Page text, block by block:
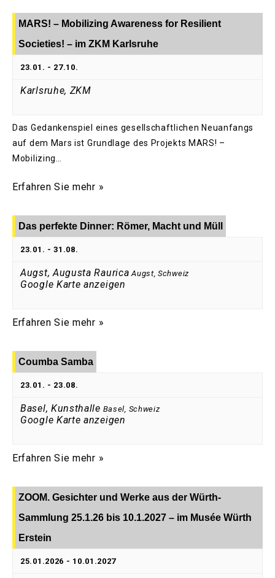
MARS! – Mobilizing Awareness for Resilient
Societies! – im ZKM Karlsruhe
23.01. - 27.10.
Karlsruhe, ZKM
Das Gedankenspiel eines gesellschaftlichen Neuanfangs
auf dem Mars ist Grundlage des Projekts MARS! –
Mobilizing…
Erfahren Sie mehr »
Das perfekte Dinner: Römer, Macht und Müll
23.01. -31.08.
Augst, Augusta Raurica Augst, Schweiz
Google Karte anzeigen
Erfahren Sie mehr »
Coumba Samba
23.01. - 23.08.
Basel, Kunsthalle Basel, Schweiz
Google Karte anzeigen
Erfahren Sie mehr »
ZOOM. Gesichter und Werke aus der Würth-
Sammlung 25.1.26 bis 10.1.2027 – im Musée Würth
Erstein
25.01.2026 - 10.01.2027